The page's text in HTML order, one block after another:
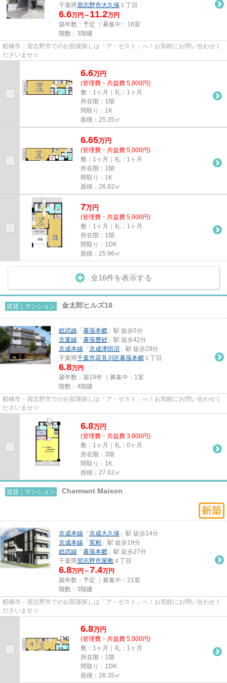
千葉県習志野市大久保 １丁目
6.6万円～ 11.2万円
築年数：予定 ｜募集中： 16室
階数：3階建
船橋市・習志野市でのお部屋探しは「ア・ゼスト」へ！お気軽にお問い合わせく
ださいませ☆
6.6万円
(管理費・共益費 5,000円)
敷：1ヶ月｜礼：1ヶ月
所在階：1階
間取り：1K
面積：25.35㎡
6.65万円
(管理費・共益費 5,000円)
敷：1ヶ月｜礼：1ヶ月
所在階：1階
間取り：1K
面積：26.82㎡
7万円
(管理費・共益費 5,000円)
敷：1ヶ月｜礼：1ヶ月
所在階：1階
間取り：1DK
面積：25.96㎡
全16件を表示する
賃貸｜マンション 金太郎ヒルズ18
総武線 「 幕張本郷 」駅 徒歩5分
京葉線 「 幕張豊砂 」駅 徒歩42分
京成本線 「 京成津田沼 」駅 徒歩29分
千葉県千葉市花見川区幕張本郷 １丁目
6.8万円
築年数：築19年 ｜募集中： 1室
階数：4階建
船橋市・習志野市でのお部屋探しは「ア・ゼスト」へ！お気軽にお問い合わせく
ださいませ☆
6.8万円
(管理費・共益費 3,000円)
敷：1ヶ月｜礼：0ヶ月
所在階：3階
間取り：1K
面積：27.62㎡
賃貸｜マンション Charmant Maison
京成本線 「 京成大久保 」駅 徒歩14分
京成本線 「 実籾 」駅 徒歩19分
総武線 「 幕張本郷 」駅 徒歩27分
千葉県習志野市屋敷 ４丁目
6.8万円～7.4万円
築年数：予定 ｜募集中： 21室
階数：3階建
船橋市・習志野市でのお部屋探しは「ア・ゼスト」へ！お気軽にお問い合わせく
ださいませ☆
6.8万円
(管理費・共益費 5,000円)
敷：1ヶ月｜礼：1ヶ月
所在階：1階
間取り：1DK
面積：28.35㎡